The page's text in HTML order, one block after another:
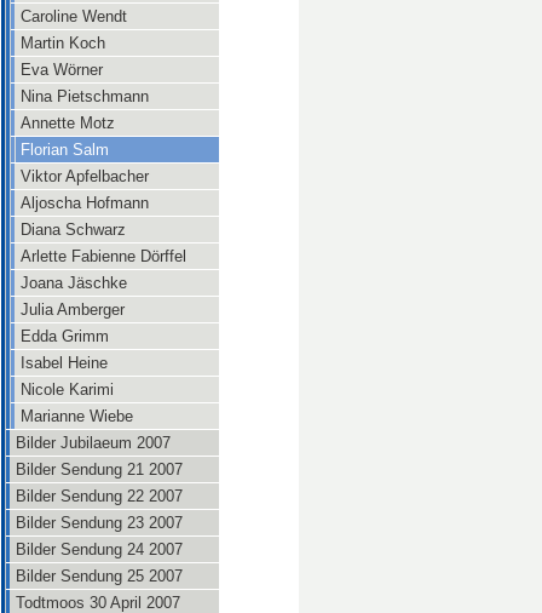
Caroline Wendt
Martin Koch
Eva Wörner
Nina Pietschmann
Annette Motz
Florian Salm
Viktor Apfelbacher
Aljoscha Hofmann
Diana Schwarz
Arlette Fabienne Dörffel
Joana Jäschke
Julia Amberger
Edda Grimm
Isabel Heine
Nicole Karimi
Marianne Wiebe
Bilder Jubilaeum 2007
Bilder Sendung 21 2007
Bilder Sendung 22 2007
Bilder Sendung 23 2007
Bilder Sendung 24 2007
Bilder Sendung 25 2007
Todtmoos 30 April 2007